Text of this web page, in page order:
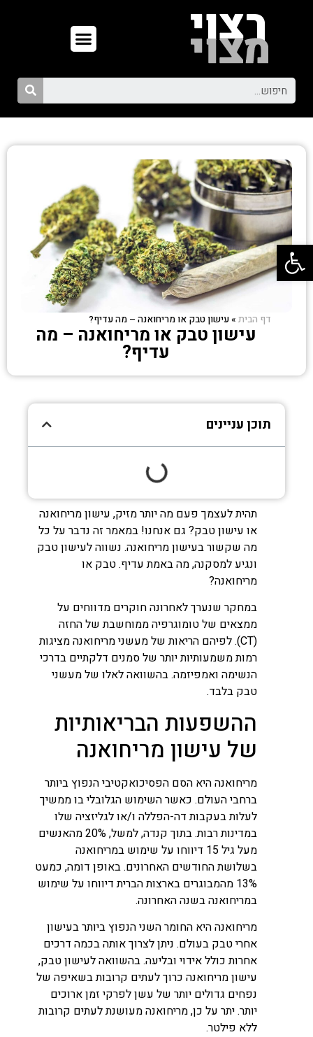
פתח סרגל נגישות
עישון טבק או מריחואנה – מה
עדיף?
דף הבית »עישון טבק או מריחואנה – מה עדיף?
תוכן עניינים
תהית לעצמך פעם מה יותר מזיק, עישון מריחואנה
או עישון טבק? גם אנחנו! במאמר זה נדבר על כל
מה שקשור בעישון מריחואנה. נשווה לעישון טבק
ונגיע למסקנה, מה באמת עדיף. טבק או
מריחואנה?
במחקר שנערך לאחרונה חוקרים מדווחים על
ממצאים של טומוגרפיה ממוחשבת של החזה
(CT). לפיהם הריאות של מעשני מריחואנה מציגות
רמות משמעותיות יותר של סמנים דלקתיים בדרכי
הנשימה ואמפיזמה. בהשוואה לאלו של מעשני
טבק בלבד.
ההשפעות הבריאותיות
של עישון מריחואנה
מריחואנה היא הסם הפסיכואקטיבי הנפוץ ביותר
ברחבי העולם. כאשר השימוש הגלובלי בו ממשיך
לעלות בעקבות דה-הפללה ו/או לגליזציה שלו
במדינות רבות. בתוך קנדה, למשל, 20% מהאנשים
מעל גיל 15 דיווחו על שימוש במריחואנה
בשלושת החודשים האחרונים. באופן דומה, כמעט
13% מהמבוגרים בארצות הברית דיווחו על שימוש
במריחואנה בשנה האחרונה.
מריחואנה היא החומר השני הנפוץ ביותר בעישון
אחרי טבק בעולם. ניתן לצרוך אותה בכמה דרכים
אחרות כולל אידוי ובליעה. בהשוואה לעישון טבק,
עישון מריחואנה כרוך לעתים קרובות בשאיפה של
נפחים גדולים יותר של עשן לפרקי זמן ארוכים
יותר. יתר על כן, מריחואנה מעושנת לעתים קרובות
ללא פילטר.